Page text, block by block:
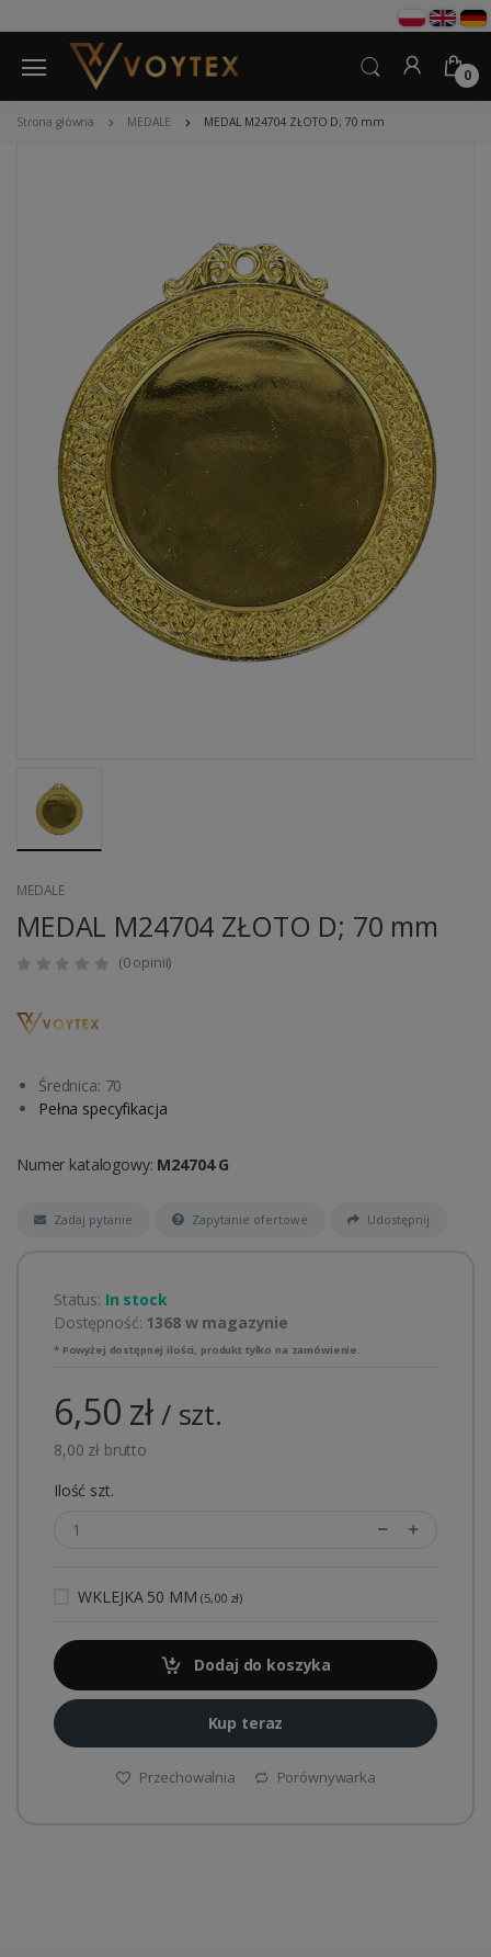
0
Strona główna MEDALE MEDAL M24704 ZŁOTO D; 70 mm
MEDALE
MEDAL M24704 ZŁOTO D; 70 mm
(0 opinii)
Średnica: 70
Pełna specyfikacja
Numer katalogowy: M24704 G
Zadaj pytanie Zapytanie ofertowe Udostępnij
Status: In stock
Dostępność: 1368 w magazynie
* Powyżej dostępnej ilości, produkt tylko na zamówienie.
6,50 zł / szt.
8,00 zł brutto
Ilość szt.
WKLEJKA 50 MM(5,00 zł)
Dodaj do koszyka
Kup teraz
Przechowalnia Porównywarka